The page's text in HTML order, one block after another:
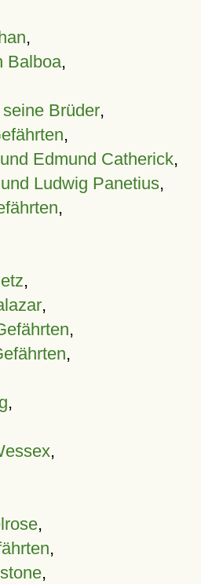
,
Balboa,
Brüder,
,
Edmund Catherick,
Ludwig Panetius,
,
,
,
,
,
,
,
,
,
,